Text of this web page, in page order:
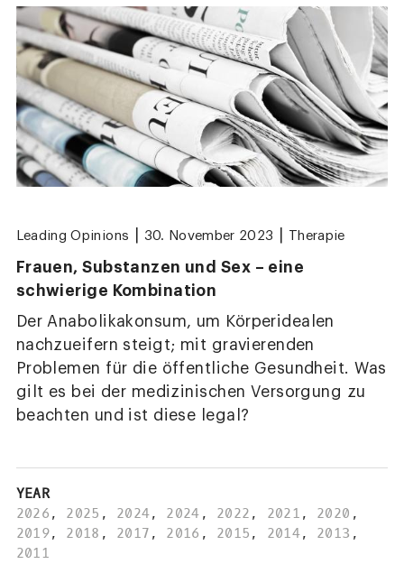
Leading Opinions 30. November 2023 Therapie
Frauen, Substanzen und Sex – eine
schwierige Kombination
Der Anabolikakonsum, um Körperidealen
nachzueifern steigt; mit gravierenden
Problemen für die öffentliche Gesundheit. Was
gilt es bei der medizinischen Versorgung zu
beachten und ist diese legal?
YEAR
2026 , 2025 , 2024, 2024 , 2022 , 2021 , 2020 ,
2019, 2018 , 2017 , 2016 , 2015 , 2014, 2013 ,
2011